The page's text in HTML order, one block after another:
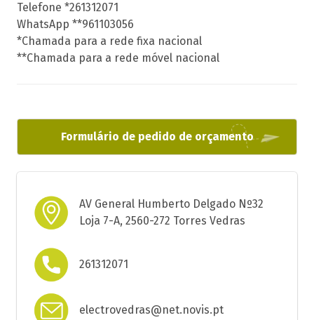
Telefone *261312071
WhatsApp **961103056
*Chamada para a rede fixa nacional
**Chamada para a rede móvel nacional
Formulário de pedido de orçamento
AV General Humberto Delgado Nº32
Loja 7-A, 2560-272 Torres Vedras
261312071
electrovedras@net.novis.pt